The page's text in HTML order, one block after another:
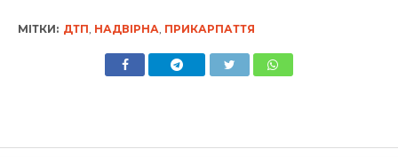
МІТКИ: ДТП НАДВІРНА ПРИКАРПАТТЯ